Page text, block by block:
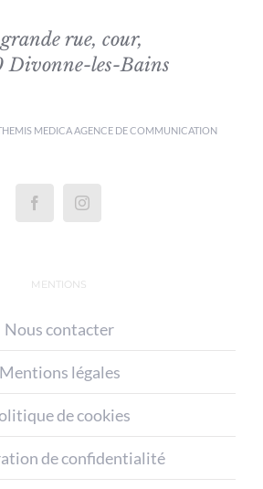
rue, cour,
Divonne-les-Bains
MEDICA AGENCE DE COMMUNICATION
MENTIONS
Nous contacter
Mentions légales
de cookies
de confidentialité